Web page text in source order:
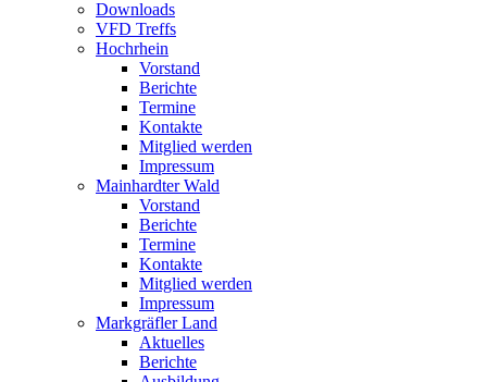
Downloads
VFD Treffs
Hochrhein
Vorstand
Berichte
Termine
Kontakte
Mitglied werden
Impressum
Mainhardter Wald
Vorstand
Berichte
Termine
Kontakte
Mitglied werden
Impressum
Markgräfler Land
Aktuelles
Berichte